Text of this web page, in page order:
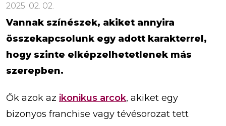
2025. 02. 02.
Vannak színészek, akiket annyira
összekapcsolunk egy adott karakterrel,
hogy szinte elképzelhetetlenek más
szerepben.
Ők azok az ikonikus arcok, akiket egy
bizonyos franchise vagy tévésorozat tett